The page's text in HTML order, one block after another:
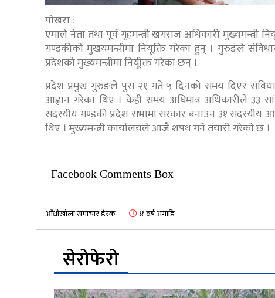
पोखरा :
एमाले नेता तथा पूर्व गृहमन्त्री खगराज अधिकारी
गण्डकीको मुखयमन्त्रीमा नियूक्ति गरेका हुन् । गुरुङले
प्रदेशको मुख्यमन्त्रीमा नियूीक्त गरेका छन् ।
प्रदेश प्रमुख गुरुङले पुस २१ गते ५ दिनको समय दिएर
आह्वान गरेका थिए । केही समय अघिमात्र अधिकारीले ३३
सदस्यीय गण्डकी प्रदेश सभामा सरकार बनाउन ३१ सदस्यीय
थिए । मुख्यमन्त्री कार्यालयले आजै शपथ गर्ने तयारी गरेकाे छ ।
Facebook Comments Box
आँधीखोला समाचार डेस्क ४ वर्ष अगाडि
सेरोफेरो